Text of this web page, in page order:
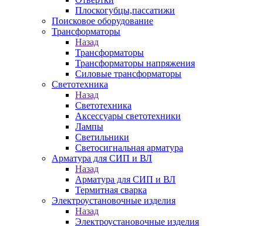
Плоскогубцы,пассатижи
Поисковое оборудование
Трансформаторы
Назад
Трансформаторы
Трансформаторы напряжения
Силовые трансформаторы
Светотехника
Назад
Светотехника
Аксессуары светотехники
Лампы
Светильники
Светосигнальная арматура
Арматура для СИП и ВЛ
Назад
Арматура для СИП и ВЛ
Термитная сварка
Электроустановочные изделия
Назад
Электроустановочные изделия